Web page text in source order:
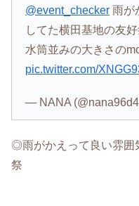
@event_checker 雨が
してた横田基地の友
水筒並みの大きさの
pic.twitter.com/
— NANA
◎雨がかえって良い雰囲
祭